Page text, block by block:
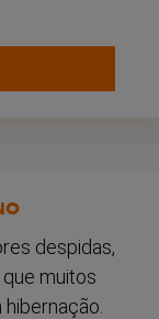
despidas,
muitos